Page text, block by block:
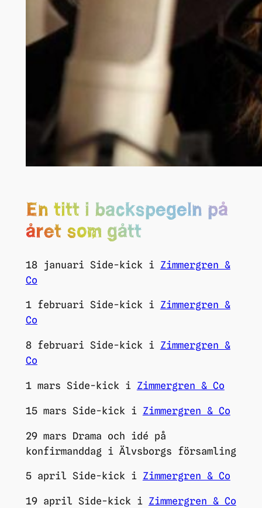
En titt i backspegeln på
året som gått
18 januari Side-kick i Zimmergren &
Co
1 februari Side-kick i Zimmergren &
Co
8 februari Side-kick i Zimmergren &
Co
1 mars Side-kick i Zimmergren & Co
15 mars Side-kick i Zimmergren & Co
29 mars Drama och idé på
konfirmanddag i Älvsborgs församling
5 april Side-kick i Zimmergren & Co
19 april Side-kick i Zimmergren & Co